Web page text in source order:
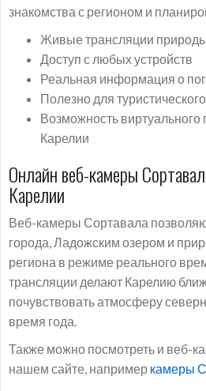
знакомства с регионом и
Живые трансляции
Доступ с любых устройств
Реальная информация о
Полезно для
Возможность виртуального
Карелии
Онлайн веб-камеры
Карелии
Веб-камеры Сортавала
города, Ладожским озером и
региона в режиме реального
трансляции делают Карелию
почувствовать атмосферу
время года.
Также можно посмотреть и веб-
нашем сайте, например камеры